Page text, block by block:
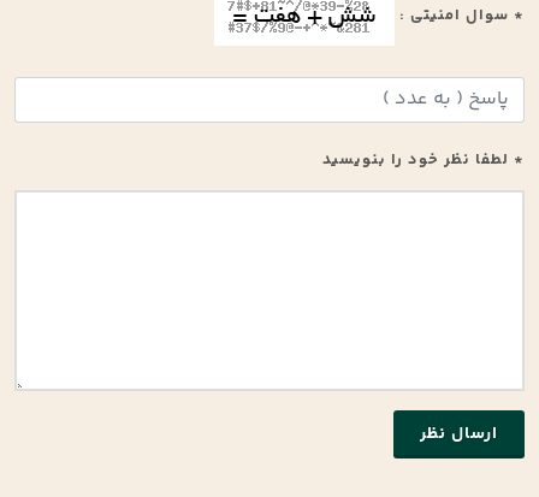
* سوال امنیتی :
* لطفا نظر خود را بنویسید
ارسال نظر